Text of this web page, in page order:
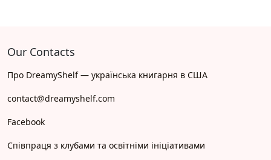
Our Contacts
Про DreamyShelf — українська книгарня в США
contact@dreamyshelf.com
Facebook
Співпраця з клубами та освітніми ініціативами